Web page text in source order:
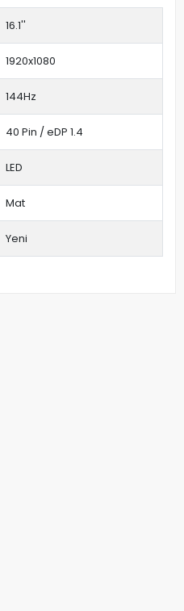
16.1''
1920x1080
144Hz
40 Pin / eDP 1.4
LED
Mat
Yeni